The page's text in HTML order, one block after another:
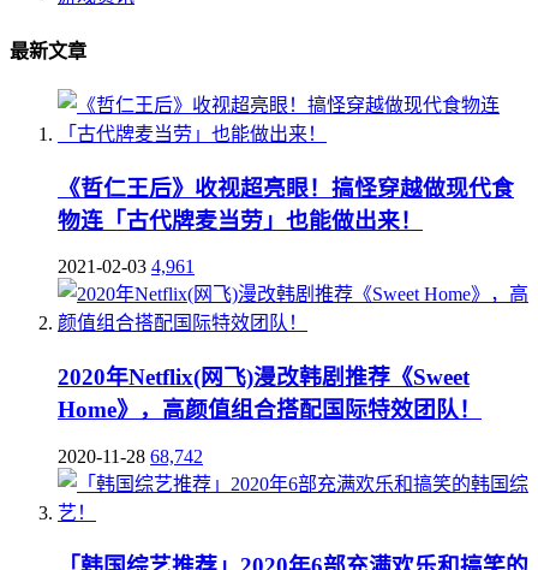
最新文章
《哲仁王后》收视超亮眼！搞怪穿越做现代食
物连「古代牌麦当劳」也能做出来！
2021-02-03 4,961
2020年Netflix(网飞)漫改韩剧推荐《Sweet
Home》，高颜值组合搭配国际特效团队！
2020-11-28 68,742